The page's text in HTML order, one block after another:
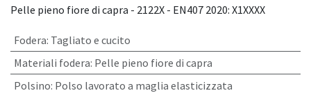
Pelle pieno fiore di capra - 2122X - EN407 2020: X1XXXX
Fodera: Tagliato e cucito
Materiali fodera: Pelle pieno fiore di capra
Polsino: Polso lavorato a maglia elasticizzata